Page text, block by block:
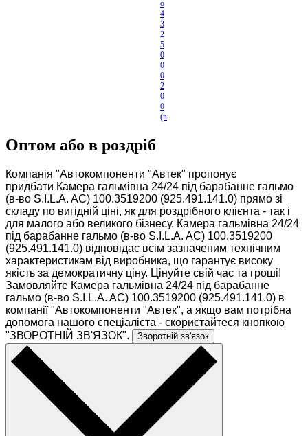
o
4
3
2
5
0
0
0
2
0
0
(в
Оптом або в роздріб
Компанія "Автокомпоненти "Автек" пропонує
придбати Камера гальмівна 24/24 під барабанне гальмо
(в-во S.I.L.A. AC) 100.3519200 (925.491.141.0) прямо зі
складу по вигідній ціні, як для роздрібного клієнта - так і
для малого або великого бізнесу. Камера гальмівна 24/24
під барабанне гальмо (в-во S.I.L.A. AC) 100.3519200
(925.491.141.0) відповідає всім зазначеним технічним
характеристикам від виробника, що гарантує високу
якість за демократичну ціну. Цінуйте свій час та гроші!
Замовляйте Камера гальмівна 24/24 під барабанне
гальмо (в-во S.I.L.A. AC) 100.3519200 (925.491.141.0) в
компанії "Автокомпоненти "Автек", а якщо вам потрібна
допомога нашого спеціаліста - скористайтеся кнопкою
"ЗВОРОТНІЙ ЗВ'ЯЗОК".
Зворотній зв'язок